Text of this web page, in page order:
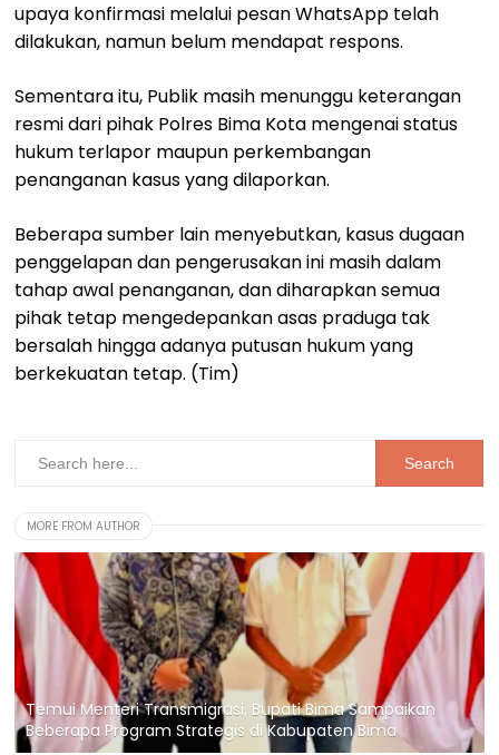
upaya konfirmasi melalui pesan WhatsApp telah
dilakukan, namun belum mendapat respons.
Sementara itu, Publik masih menunggu keterangan
resmi dari pihak Polres Bima Kota mengenai status
hukum terlapor maupun perkembangan
penanganan kasus yang dilaporkan.
Beberapa sumber lain menyebutkan, kasus dugaan
penggelapan dan pengerusakan ini masih dalam
tahap awal penanganan, dan diharapkan semua
pihak tetap mengedepankan asas praduga tak
bersalah hingga adanya putusan hukum yang
berkekuatan tetap. (Tim)
MORE FROM AUTHOR
Temui Menteri Transmigrasi, Bupati Bima Sampaikan
Beberapa Program Strategis di Kabupaten Bima